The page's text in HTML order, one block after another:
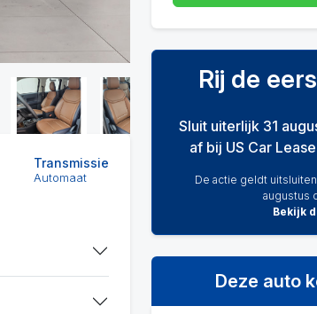
Transmissie
Automaat
Rij de
Sluit uiterlijk 31
af bij US Car
De actie geldt
augustus
Bekijk
Deze auto